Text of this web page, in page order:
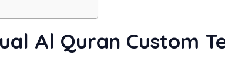
Al Quran Custom